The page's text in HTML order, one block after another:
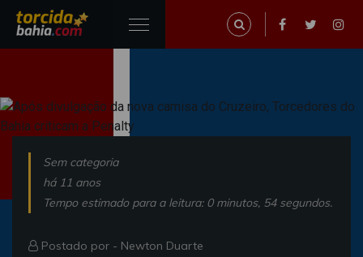
Sem categoria
há 11 anos
Tempo estimado para a leitura: 0 minutos, 54 segundos.
Postado por - Newton Duarte